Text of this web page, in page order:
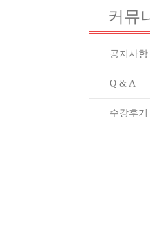
커뮤
공지사항
Q & A
수강후기